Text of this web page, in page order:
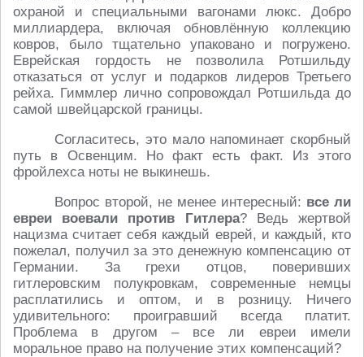
охраной и специальными вагонами люкс. Добро
миллиардера, включая обновлённую коллекцию
ковров, было тщательно упаковано и погружено.
Еврейская гордость не позволила Ротшильду
отказаться от услуг и подарков лидеров Третьего
рейха. Гиммлер лично сопровождал Ротшильда до
самой швейцарской границы.
Согласитесь, это мало напоминает скорбный
путь в Освенцим. Но факт есть факт. Из этого
фройлехса ноты не выкинешь.
Вопрос второй, не менее интересный: все ли
евреи воевали против Гитлера? Ведь жертвой
нацизма считает себя каждый еврей, и каждый, кто
пожелал, получил за это денежную компенсацию от
Германии. За грехи отцов, поверивших
гитлеровским полукровкам, современные немцы
расплатились и оптом, и в розницу. Ничего
удивительного: проигравший всегда платит.
Проблема в другом – все ли евреи имели
моральное право на получение этих компенсаций?